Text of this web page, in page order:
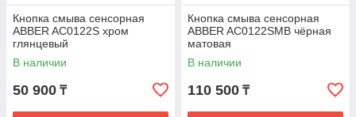
Кнопка смыва сенсорная
ABBER AC0122S хром
глянцевый
В наличии
50 900 ₸
Кнопка смыва сенсорная
ABBER AC0122SMB чёрная
матовая
В наличии
110 500 ₸